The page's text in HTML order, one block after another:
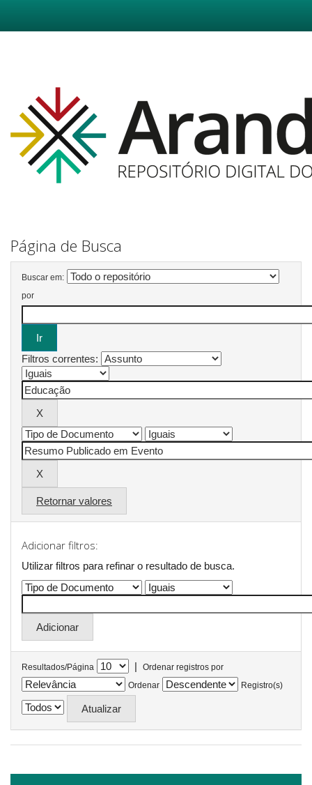
Página de Busca
Buscar em:
por
Filtros correntes:
Retornar valores
Adicionar filtros:
Utilizar filtros para refinar o resultado de busca.
Resultados/Página |
Ordenar registros por
Ordenar
Registro(s)